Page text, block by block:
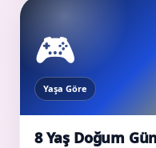
🎮
Yaşa Göre
8 Yaş Doğum